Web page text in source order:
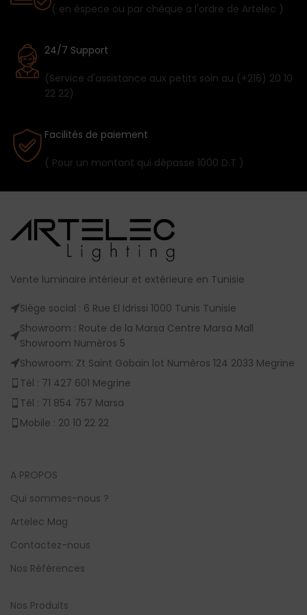
( en éspece ou par chéque a l'ordre de Artelec )
24/7 Support
(Service d'assistance aux petits soin au (+216) 20 10
22 22)
Facilités de paiement
( Pour un montant qui dépasse 1000 D.T )
Vente luminaire intérieur et extérieure en Tunisie
Siège social : 6 Rue El Idrissi 1000 Tunis Tunisie
Showroom : Route de la Marsa Centre Marsa Mall
Showroom Numèros 5
Showroom: Zt Saint Gobain lot Numèros 124 2033 Megrine
Tél : 71 427 601 Megrine
Tél : 71 854 757 Marsa
Mobile : 20 10 22 22
A PROPOS
Qui sommes-nous ?
Artelec Mag
Contactez-nous
Nos Références
Nos Produits